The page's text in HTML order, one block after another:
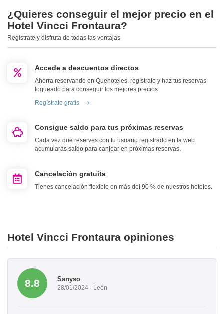
¿Quieres conseguir el mejor precio en el
Hotel Vincci Frontaura?
Regístrate y disfruta de todas las ventajas
Accede a descuentos directos
Ahorra reservando en Quehoteles, regístrate y haz tus reservas
logueado para conseguir los mejores precios.
Regístrate gratis
Consigue saldo para tus próximas reservas
Cada vez que reserves con tu usuario registrado en la web
acumularás saldo para canjear en próximas reservas.
Cancelación gratuita
Tienes cancelación flexible en más del 90 % de nuestros hoteles.
Hotel Vincci Frontaura opiniones
8.8 Sanyso
28/01/2024 - León